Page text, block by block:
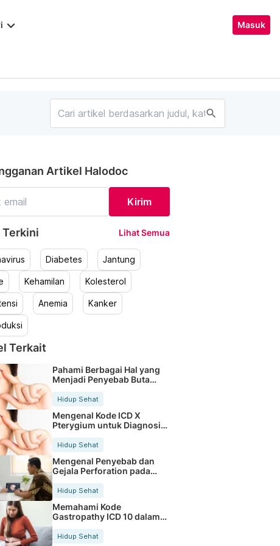
keyboard_arrow_down Masuk
search
Artikel Halodoc
Kirim
Terkini Lihat Semua
Diabetes Jantung
Kehamilan Kolesterol
Anemia Kanker
Terkait
Pahami Berbagai Hal yang
Menjadi Penyebab Buta
Hidup Sehat
Mengenal Kode ICD X
Pterygium untuk Diagnosis
Hidup Sehat
Mengenal Penyebab dan
Gejala Perforation pada
Tubuh
Hidup Sehat
Memahami Kode
Gastropathy ICD 10 dalam
Rekam Medis Pasien
Hidup Sehat